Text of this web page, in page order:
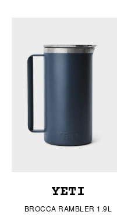
YETI
BROCCA RAMBLER 1.9L